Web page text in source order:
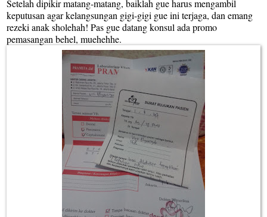
Setelah dipikir matang-matang, baiklah gue harus mengambil
keputusan agar kelangsungan gigi-gigi gue ini terjaga, dan emang
rezeki anak sholehah! Pas gue datang konsul ada promo
pemasangan behel, muehehhe.